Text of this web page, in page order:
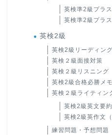
英検準2級プラ
英検準2級プラ
英検2級
英検2級リーディン
英検２級面接対策
英検２級リスニング
英検2級合格必勝メモ
英検２級ライティン
英検2級英文要
英検2級英作文
練習問題・予想問題